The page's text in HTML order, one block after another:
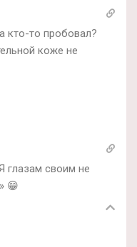
кто-то пробовал?
коже не
глазам своим не
😁